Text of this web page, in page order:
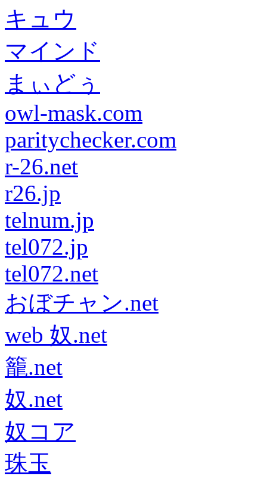
キュウ
マインド
まぃどぅ
owl-mask.com
paritychecker.com
r-26.net
r26.jp
telnum.jp
tel072.jp
tel072.net
おぼチャン.net
web 奴.net
籠.net
奴.net
奴コア
珠玉